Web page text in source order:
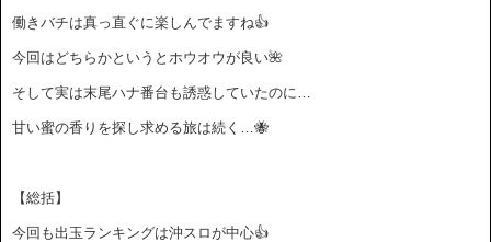
働きバチは真っ直ぐに楽しんでますね👍
今回はどちらかというとホウオウが良い🌺
そして実は末尾ハナ番台も誘惑していたのに…
甘い蜜の香りを探し求める旅は続く…🐝
【総括】
今回も出玉ランキングは沖スロが中心👍